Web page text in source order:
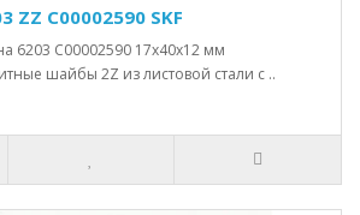
C00002590 SKF
6203 C00002590 17x40x12 мм
шайбы 2Z из листовой стали с ..